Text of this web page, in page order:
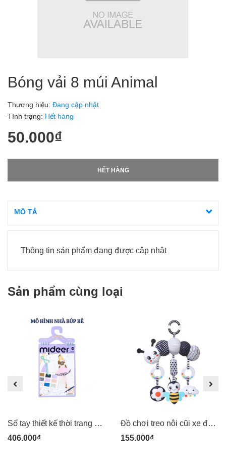
Bóng vải 8 múi Animal
Thương hiệu: Đang cập nhật
Tình trạng: Hết hàng
50.000₫
HẾT HÀNG
MÔ TẢ
Thông tin sản phẩm đang được cập nhật
Sản phẩm cùng loại
Sổ tay thiết kế thời trang Mideer kèm vải Dress-up Fashion Guide
406.000₫
Đồ chơi treo nôi cũi xe đẩy bằng vải bông có âm thanh leng keng cho bé sơ sinh Pipovietnam
155.000₫